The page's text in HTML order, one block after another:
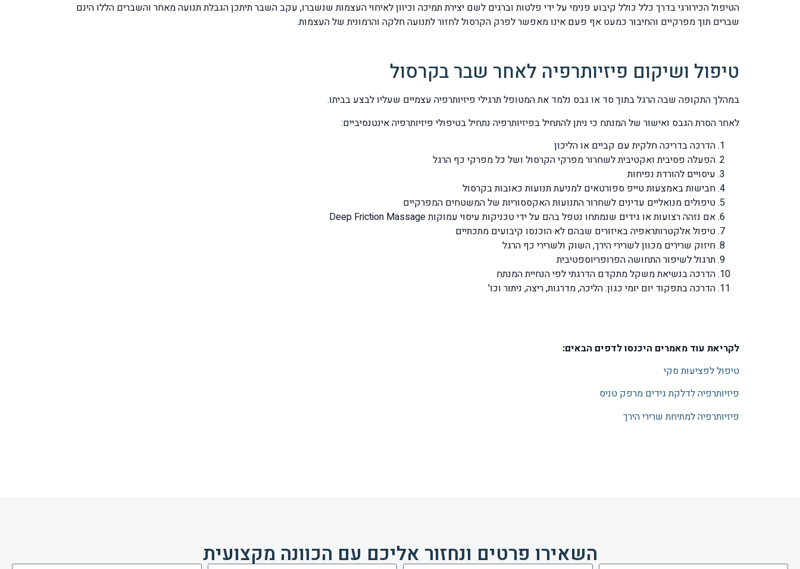
הטיפול הכירורגי בדרך כלל כולל קיבוע פנימי על ידי פלטות וברגים לשם יצירת תמיכה וכיוון לאיחוי העצמות שנשברו, עקב השבר תיתכן הגבלת תנועה מאחר והשברים הללו הינם
שברים תוך מפרקיים והחיבור כמעט אף פעם אינו מאפשר לפרק הקרסול לחזור לתנועה חלקה והרמונית של העצמות.
טיפול ושיקום פיזיותרפיה לאחר שבר בקרסול
במהלך התקופה שבה הרגל בתוך סד או גבס נלמד את המטופל תרגילי פיזיותרפיה עצמיים שעליו לבצע בביתו.
לאחר הסרת הגבס ואישור של המנתח כי ניתן להתחיל בפיזיותרפיה נתחיל בטיפולי פיזיותרפיה אינטנסיביים:
הדרכה בדריכה חלקית עם קביים או הליכון
הפעלה פסיבית ואקטיבית לשחרור מפרקי הקרסול ושל כל מפרקי כף הרגל
עיסויים להורדת נפיחות
חבישות באמצעות טייפ ספורטאים למניעת תנועות כאובות בקרסול
טיפולים מנואליים עדינים לשחרור התנועות האקססוריות של המשטחים המפרקיים
אם נזהה רצועות או גידים שנמתחו נטפל בהם על ידי טכניקות עיסוי עמוקות Deep Friction Massage
טיפול אלקטרותראפיה באיזורים שבהם לא הוכנסו קיבועים מתכתיים
חיזוק שרירים מכוון לשרירי הירך, השוק ולשרירי כף הרגל
תרגול לשיפור התחושה הפרופריוספטיבית
הדרכה בנשיאת משקל מתקדם הדרגתי לפי הנחיית המנתח
הדרכה בתפקוד יום יומי כגון: הליכה, מדרגות, ריצה, ניתור וכו'
לקריאת עוד מאמרים היכנסו לדפים הבאים:
טיפול לפציעות סקי
פיזיותרפיה לדלקת גידים מרפק טניס
פיזיותרפיה למתיחת שרירי הירך
השאירו פרטים ונחזור אליכם עם הכוונה מקצועית